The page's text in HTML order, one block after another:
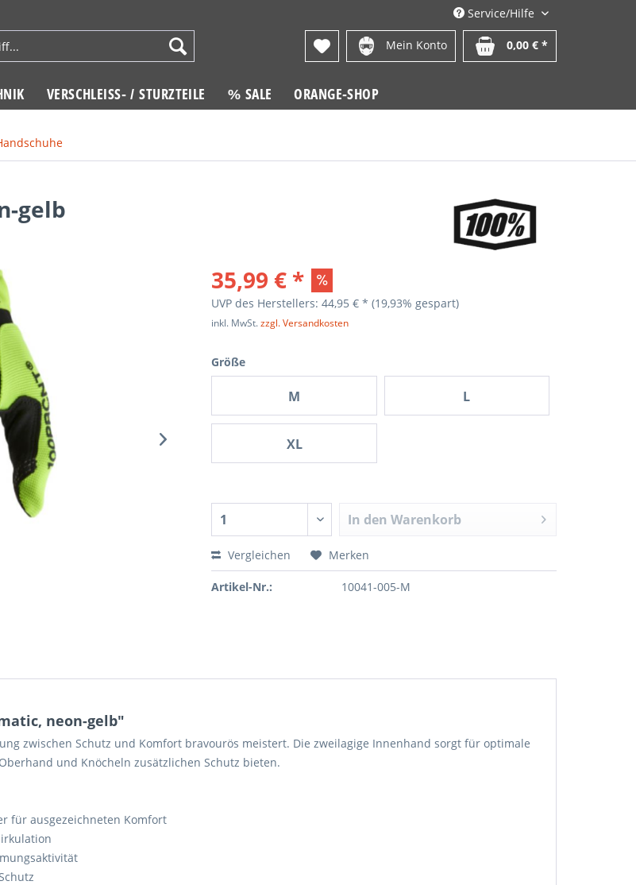
Service/Hilfe
Mein Konto 0,00 € *
VERSCHLEISS- / STURZTEILE % SALE ORANGE-SHOP
gelb
35,99 € *
UVP des Herstellers: 44,95 € *(19,93% gespart)
inkl. MwSt.zzgl. Versandkosten
Größe
M L
XL
In den Warenkorb
Vergleichen Merken
Artikel-Nr.: 10041-005-M
neon-gelb"
zwischen Schutz und Komfort bravourös meistert. Die zweilagige Innenhand sorgt für optimale
und Knöcheln zusätzlichen Schutz bieten.
für ausgezeichneten Komfort